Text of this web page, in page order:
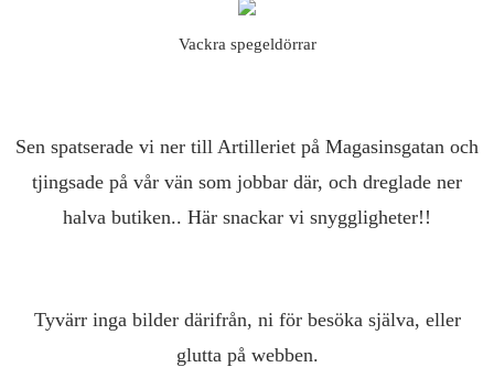
Vackra spegeldörrar
Sen spatserade vi ner till Artilleriet på Magasinsgatan och
tjingsade på vår vän som jobbar där, och dreglade ner
halva butiken.. Här snackar vi snyggligheter!!
Tyvärr inga bilder därifrån, ni för besöka själva, eller
glutta på webben.